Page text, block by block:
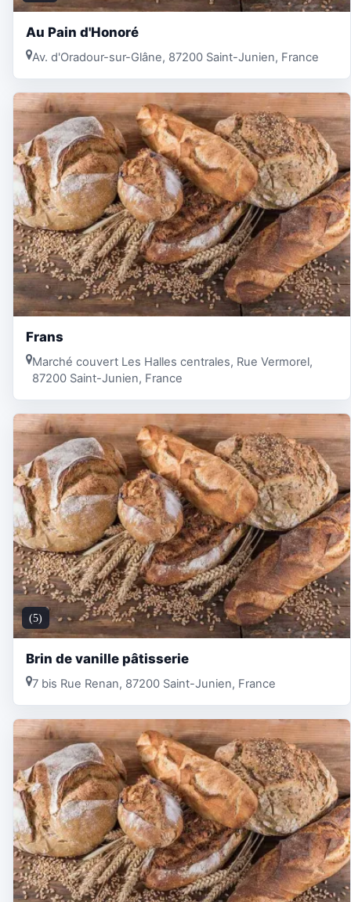
Au Pain d'Honoré
Av. d'Oradour-sur-Glâne, 87200 Saint-Junien, France
Frans
Marché couvert Les Halles centrales, Rue Vermorel,
87200 Saint-Junien, France
(5)
Brin de vanille pâtisserie
7 bis Rue Renan, 87200 Saint-Junien, France